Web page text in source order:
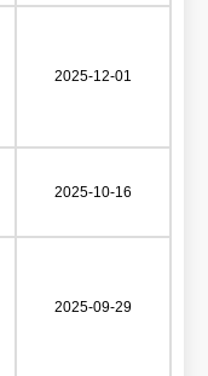
2025-12-01
2025-10-16
2025-09-29